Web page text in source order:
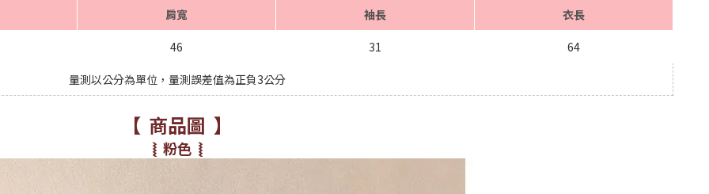
肩寬 袖長 衣長
46 31 64
量測以公分為單位，量測誤差值為正負3公分
【 商品圖 】
⦚ 粉色 ⦚